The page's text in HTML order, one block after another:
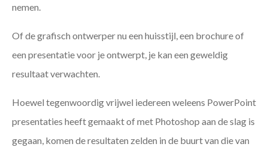
nemen.
Of de grafisch ontwerper nu een huisstijl, een brochure of
een presentatie voor je ontwerpt, je kan een geweldig
resultaat verwachten.
Hoewel tegenwoordig vrijwel iedereen weleens PowerPoint
presentaties heeft gemaakt of met Photoshop aan de slag is
gegaan, komen de resultaten zelden in de buurt van die van